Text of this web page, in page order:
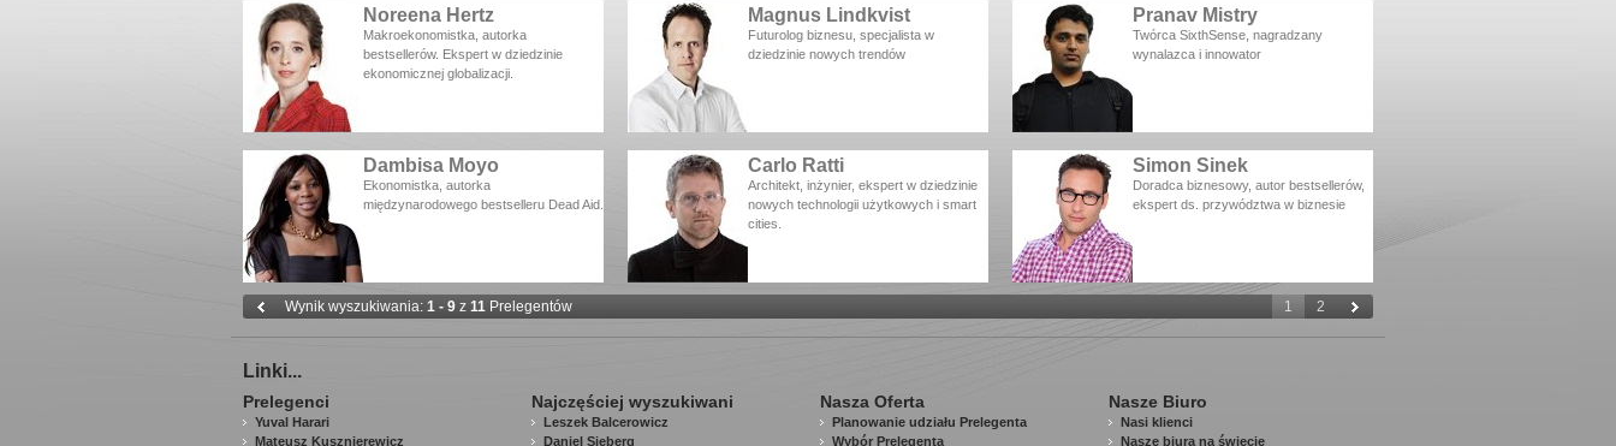
Noreena Hertz
Makroekonomistka, autorka
bestsellerów. Ekspert w dziedzinie
ekonomicznej globalizacji.
Magnus Lindkvist
Futurolog biznesu, specjalista w
dziedzinie nowych trendów
Pranav Mistry
Twórca SixthSense, nagradzany
wynalazca i innowator
Dambisa Moyo
Ekonomistka, autorka
międzynarodowego bestselleru Dead Aid.
Carlo Ratti
Architekt, inżynier, ekspert w dziedzinie
nowych technologii użytkowych i smart
cities.
Simon Sinek
Doradca biznesowy, autor bestsellerów,
ekspert ds. przywództwa w biznesie
Wynik wyszukiwania: 1 - 9 z 11 Prelegentów 1 2
Linki...
Prelegenci
Yuval Harari
Mateusz Kusznierewicz
Najczęściej wyszukiwani
Leszek Balcerowicz
Daniel Sieberg
Nasza Oferta
Planowanie udziału Prelegenta
Wybór Prelegenta
Nasze Biuro
Nasi klienci
Nasze biura na świecie